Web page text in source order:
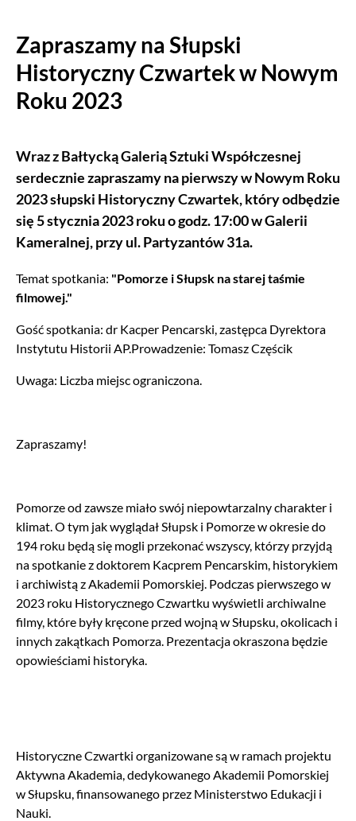
Zapraszamy na Słupski
Historyczny Czwartek w Nowym
Roku 2023
Wraz z Bałtycką Galerią Sztuki Współczesnej
serdecznie zapraszamy na pierwszy w Nowym Roku
2023 słupski Historyczny Czwartek, który odbędzie
się 5 stycznia 2023 roku o godz. 17:00 w Galerii
Kameralnej, przy ul. Partyzantów 31a.
Temat spotkania: "Pomorze i Słupsk na starej taśmie
filmowej."
Gość spotkania: dr Kacper Pencarski, zastępca Dyrektora
Instytutu Historii AP.Prowadzenie: Tomasz Częścik
Uwaga: Liczba miejsc ograniczona.
Zapraszamy!
Pomorze od zawsze miało swój niepowtarzalny charakter i
klimat. O tym jak wyglądał Słupsk i Pomorze w okresie do
194 roku będą się mogli przekonać wszyscy, którzy przyjdą
na spotkanie z doktorem Kacprem Pencarskim, historykiem
i archiwistą z Akademii Pomorskiej. Podczas pierwszego w
2023 roku Historycznego Czwartku wyświetli archiwalne
filmy, które były kręcone przed wojną w Słupsku, okolicach i
innych zakątkach Pomorza. Prezentacja okraszona będzie
opowieściami historyka.
Historyczne Czwartki organizowane są w ramach projektu
Aktywna Akademia, dedykowanego Akademii Pomorskiej
w Słupsku, finansowanego przez Ministerstwo Edukacji i
Nauki.